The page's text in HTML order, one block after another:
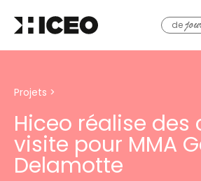
de
Projets >
Hiceo réalise des
visite pour MMA
Delamotte